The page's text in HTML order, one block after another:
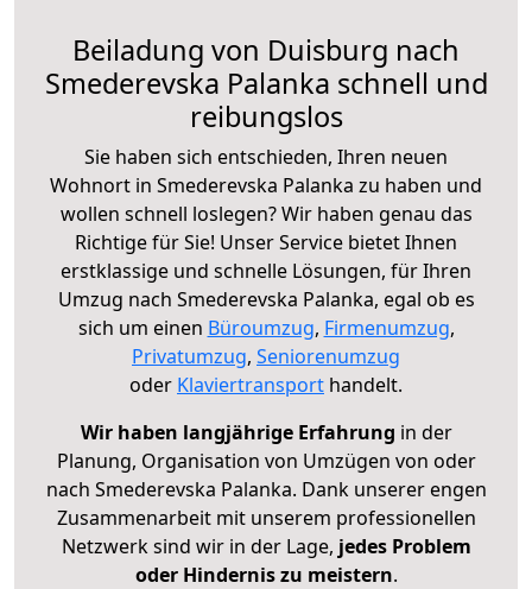
Beiladung von Duisburg nach
Smederevska Palanka schnell und
reibungslos
Sie haben sich entschieden, Ihren neuen
Wohnort in Smederevska Palanka zu haben und
wollen schnell loslegen? Wir haben genau das
Richtige für Sie! Unser Service bietet Ihnen
erstklassige und schnelle Lösungen, für Ihren
Umzug nach Smederevska Palanka, egal ob es
sich um einen Büroumzug, Firmenumzug,
Privatumzug, Seniorenumzug
oder Klaviertransport handelt.
Wir haben langjährige Erfahrung in der
Planung, Organisation von Umzügen von oder
nach Smederevska Palanka. Dank unserer engen
Zusammenarbeit mit unserem professionellen
Netzwerk sind wir in der Lage, jedes Problem
oder Hindernis zu meistern.